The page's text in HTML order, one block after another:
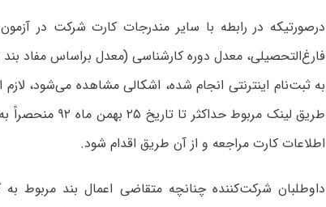
درصورتیکه‌ در رابطه‌ با سایر مندرجات‌ کارت شرکت در
فارغ‌التحصیلی، معدل دوره کارشناسی (معدل براساس مفاد
به‌ ثبت‌نام اینترنتی انجام شده، اشکالی‌ مشاهده‌ می‌شود،
طریق لینک مربوط
اطلاعات کارت مراجعه و از آن طریق اقدام شود.
داوطلبان شرکت‌کننده چنانچه متقاضی اعمال بند مربوط